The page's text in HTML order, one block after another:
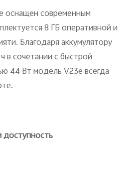
оснащен современным
8 ГБ оперативной и
Благодаря аккумулятору
в сочетании с быстрой
44 Вт модель V23e всегда